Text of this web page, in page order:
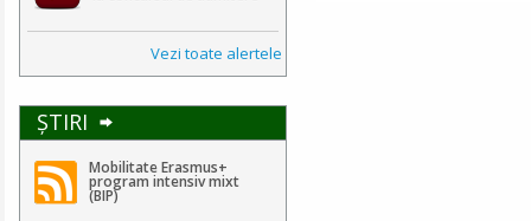
Vezi toate alertele
ŞTIRI
Mobilitate Erasmus+
program intensiv mixt
(BIP)